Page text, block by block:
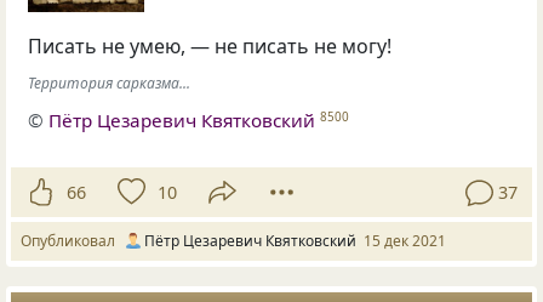
Писать не умею, — не писать не могу!
Территория сарказма...
© Пётр Цезаревич Квятковский 8500
66 10 37
Опубликовал Пётр Цезаревич Квятковский 15 дек 2021